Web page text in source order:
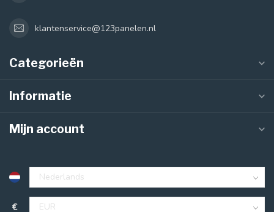
klantenservice@123panelen.nl
Categorieën
Informatie
Mijn account
€